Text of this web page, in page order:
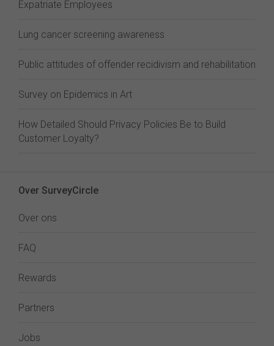
Expatriate Employees
Lung cancer screening awareness
Public attitudes of offender recidivism and rehabilitation
Survey on Epidemics in Art
How Detailed Should Privacy Policies Be to Build
Customer Loyalty?
Over SurveyCircle
Over ons
FAQ
Rewards
Partners
Jobs